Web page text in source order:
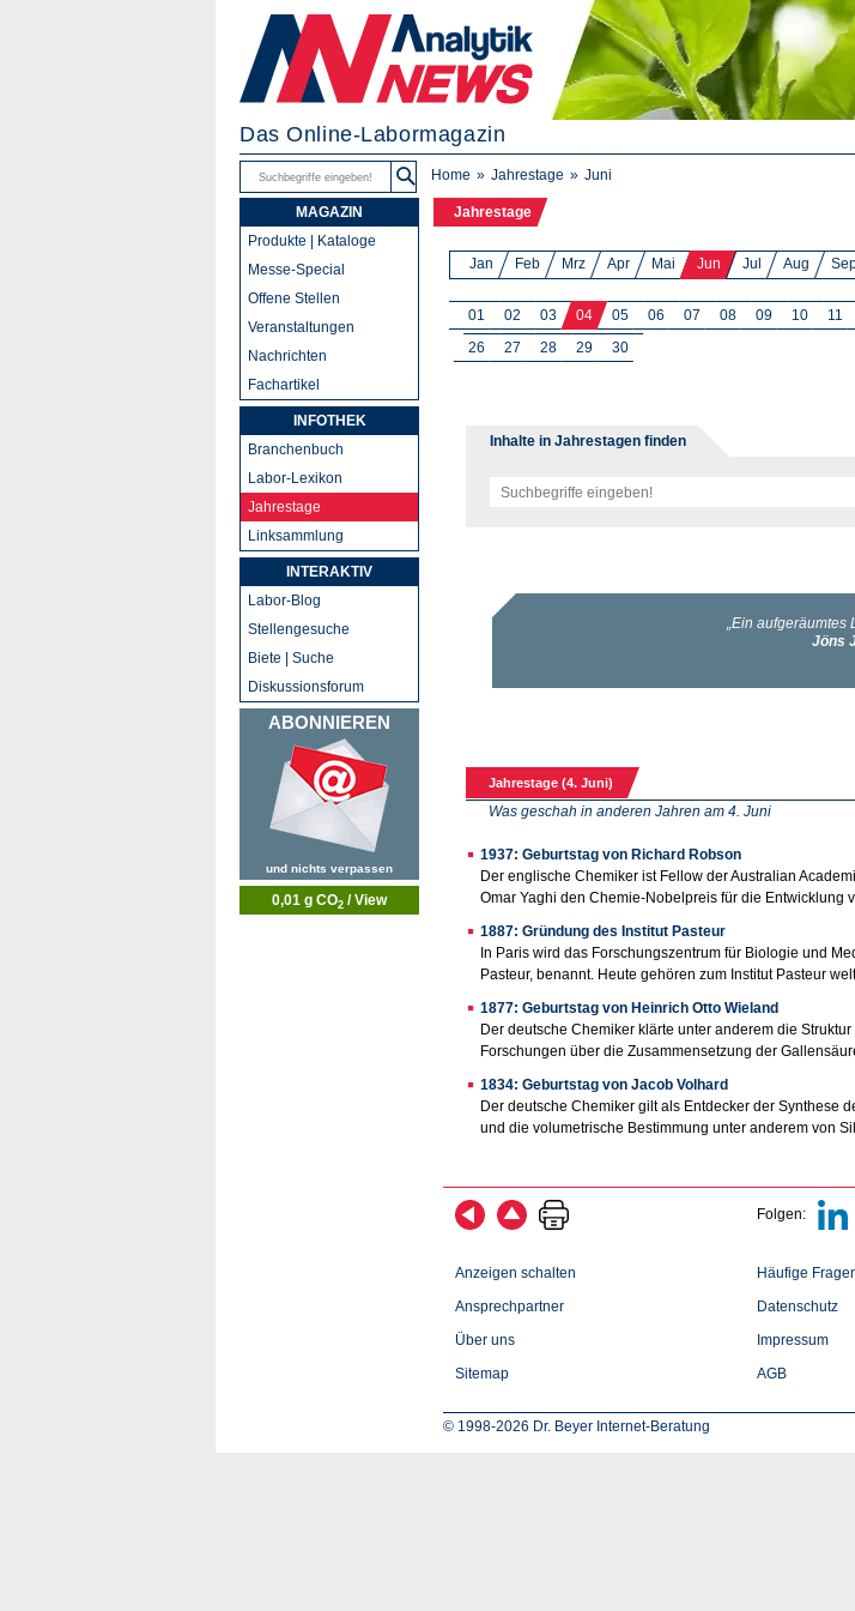
Das Online-Labormagazin
Home Jahrestage Juni
Jahrestage
Jan Feb Mrz Apr Mai Jun Jul Aug
01 02 03 04 05 06 07 08 09 10 11
26
27 28 29 30
Inhalte in Jahrestagen finden
Jahrestage (4. Juni)
Was geschah in anderen Jahren am 4. Juni
1937: Geburtstag von Richard Robson
Der englische Chemiker ist Fellow der Australian
Omar Yaghi den Chemie-Nobelpreis für die Entwicklung
1887: Gründung des Institut Pasteur
In Paris wird das Forschungszentrum für Biologie und
Pasteur, benannt. Heute gehören zum Institut Pasteur
1877: Geburtstag von Heinrich Otto Wieland
Der deutsche Chemiker klärte unter anderem die
Forschungen über die Zusammensetzung der
1834: Geburtstag von Jacob Volhard
Der deutsche Chemiker gilt als Entdecker der Synthese
und die volumetrische Bestimmung unter anderem von
Folgen:
Anzeigen schalten
Ansprechpartner
Über uns
Sitemap
Häufige
Datenschutz
Impressum
AGB
© 1998-2026 Dr. Beyer Internet-Beratung
MAGAZIN
Produkte | Kataloge
Messe-Special
Offene Stellen
Veranstaltungen
Nachrichten
Fachartikel
INFOTHEK
Branchenbuch
Labor-Lexikon
Jahrestage
Linksammlung
INTERAKTIV
Labor-Blog
Stellengesuche
Biete | Suche
Diskussionsforum
ABONNIEREN
und nichts verpassen
0,01 g CO2 / View